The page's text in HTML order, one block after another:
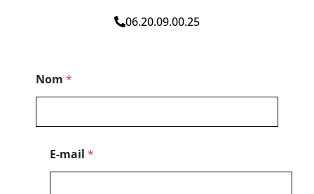
06.20.09.00.25
Nom *
E-mail *